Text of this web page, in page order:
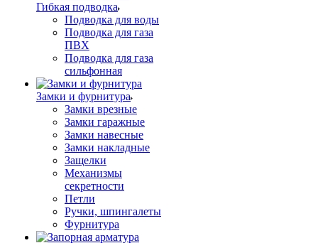
Гибкая подводка
Подводка для воды
Подводка для газа
ПВХ
Подводка для газа
сильфонная
Замки и фурнитура
Замки врезные
Замки гаражные
Замки навесные
Замки накладные
Защелки
Механизмы
секретности
Петли
Ручки, шпингалеты
Фурнитура